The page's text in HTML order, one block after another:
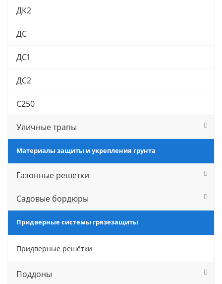
ДК2
ДС
ДС1
ДС2
С250
Уличные трапы
Материалы защиты и укрепления грунта
Газонные решетки
Садовые бордюры
Придверные системы грязезащиты
Придверные решётки
Поддоны